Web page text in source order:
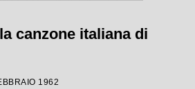
canzone italiana di
1962